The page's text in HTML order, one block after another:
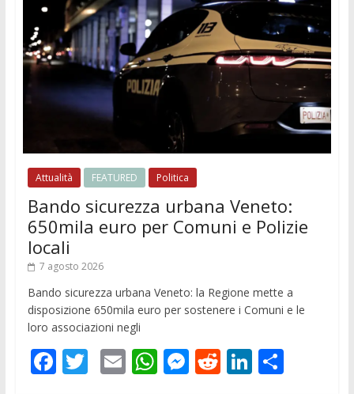
Attualità FEATURED Politica
Bando sicurezza urbana Veneto:
650mila euro per Comuni e Polizie
locali
7 agosto 2026
Bando sicurezza urbana Veneto: la Regione mette a
disposizione 650mila euro per sostenere i Comuni e le
loro associazioni negli
F T E W M R Li C